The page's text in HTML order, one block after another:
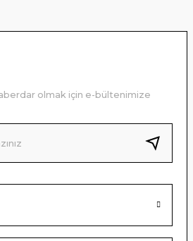
veya görüntülenemiyor.
bulunuyor.
daha pahalı.
alternatifler olmalı.
Gönder
olmak için e-bültenimize